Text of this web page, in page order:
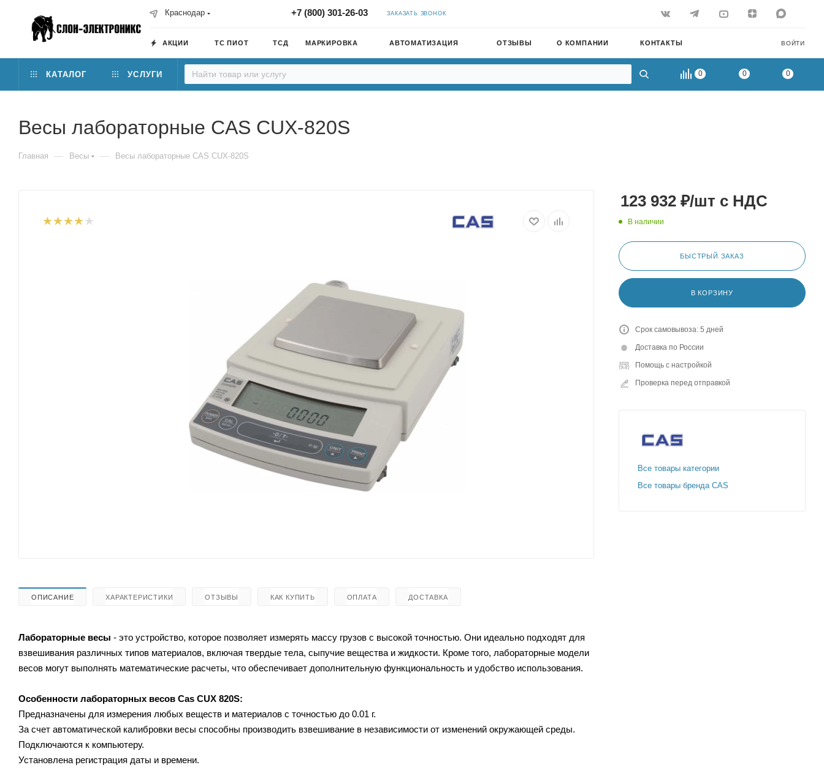
Краснодар +7 (800) 301-26-03 ЗАКАЗАТЬ ЗВОНОК
ВОЙТИ
АКЦИИ ТС ПИОТ ТСД МАРКИРОВКА АВТОМАТИЗАЦИЯ ОТЗЫВЫ О КОМПАНИИ КОНТАКТЫ
0 0 0
КАТАЛОГ УСЛУГИ
Весы лабораторные CAS CUX-820S
Главная — Весы — Весы лабораторные CAS CUX-820S
ОПИСАНИЕ ХАРАКТЕРИСТИКИ ОТЗЫВЫ КАК КУПИТЬ ОПЛАТА ДОСТАВКА
Лабораторные весы - это устройство, которое позволяет измерять массу грузов с высокой точностью. Они идеально подходят для
взвешивания различных типов материалов, включая твердые тела, сыпучие вещества и жидкости. Кроме того, лабораторные модели
весов могут выполнять математические расчеты, что обеспечивает дополнительную функциональность и удобство использования.
Особенности лабораторных весов Cas CUX 820S:
Предназначены для измерения любых веществ и материалов с точностью до 0.01 г.
За счет автоматической калибровки весы способны производить взвешивание в независимости от изменений окружающей среды.
Подключаются к компьютеру.
Установлена регистрация даты и времени.
123 932 ₽/шт с НДС
В наличии
БЫСТРЫЙ ЗАКАЗ
В КОРЗИНУ
Срок самовывоза: 5 дней
Доставка по России
Помощь с настройкой
Проверка перед отправкой
Все товары категории
Все товары бренда CAS